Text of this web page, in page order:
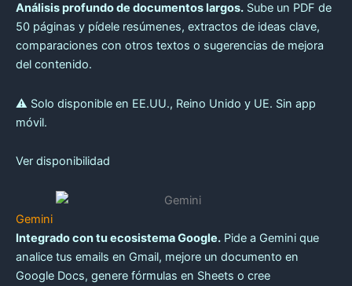
Análisis profundo de documentos largos. Sube un PDF de
50 páginas y pídele resúmenes, extractos de ideas clave,
comparaciones con otros textos o sugerencias de mejora
del contenido.
⚠️ Solo disponible en EE.UU., Reino Unido y UE. Sin app
móvil.
Ver disponibilidad
Gemini
Integrado con tu ecosistema Google. Pide a Gemini que
analice tus emails en Gmail, mejore un documento en
Google Docs, genere fórmulas en Sheets o cree